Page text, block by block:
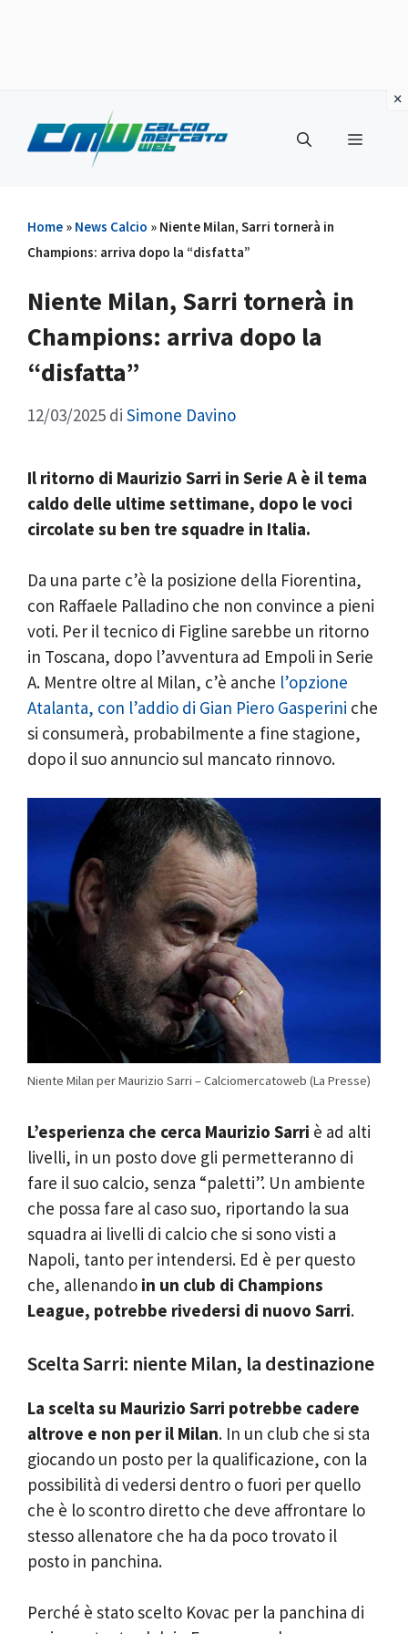
contenuto
Menu
Home » News Calcio » Niente Milan, Sarri tornerà in
Champions: arriva dopo la “disfatta”
Niente Milan, Sarri tornerà in
Champions: arriva dopo la
“disfatta”
12/03/2025 di Simone Davino
Il ritorno di Maurizio Sarri in Serie A è il tema
caldo delle ultime settimane, dopo le voci
circolate su ben tre squadre in Italia.
Da una parte c’è la posizione della Fiorentina,
con Raffaele Palladino che non convince a pieni
voti. Per il tecnico di Figline sarebbe un ritorno
in Toscana, dopo l’avventura ad Empoli in Serie
A. Mentre oltre al Milan, c’è anche l’opzione
Atalanta, con l’addio di Gian Piero Gasperini che
si consumerà, probabilmente a fine stagione,
dopo il suo annuncio sul mancato rinnovo.
Niente Milan per Maurizio Sarri – Calciomercatoweb (La Presse)
L’esperienza che cerca Maurizio Sarri è ad alti
livelli, in un posto dove gli permetteranno di
fare il suo calcio, senza “paletti”. Un ambiente
che possa fare al caso suo, riportando la sua
squadra ai livelli di calcio che si sono visti a
Napoli, tanto per intendersi. Ed è per questo
che, allenando in un club di Champions
League, potrebbe rivedersi di nuovo Sarri.
Scelta Sarri: niente Milan, la destinazione
La scelta su Maurizio Sarri potrebbe cadere
altrove e non per il Milan. In un club che si sta
giocando un posto per la qualificazione, con la
possibilità di vedersi dentro o fuori per quello
che è lo scontro diretto che deve affrontare lo
stesso allenatore che ha da poco trovato il
posto in panchina.
Perché è stato scelto Kovac per la panchina di